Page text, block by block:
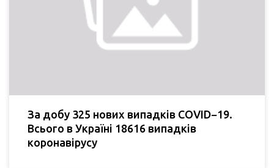
За добу 325 нових випадків COVID−19.
Всього в Україні 18616 випадків
коронавірусу